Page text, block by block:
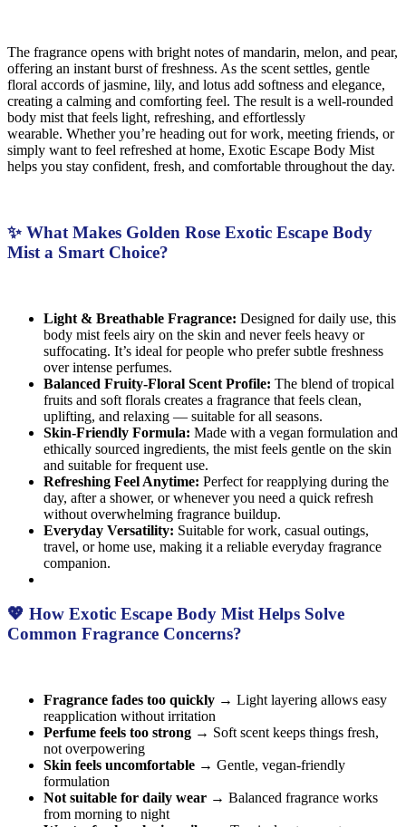
The fragrance opens with bright notes of mandarin, melon, and pear,
offering an instant burst of freshness. As the scent settles, gentle
floral accords of jasmine, lily, and lotus add softness and elegance,
creating a calming and comforting feel. The result is a well-rounded
body mist that feels light, refreshing, and effortlessly
wearable. Whether you’re heading out for work, meeting friends, or
simply want to feel refreshed at home, Exotic Escape Body Mist
helps you stay confident, fresh, and comfortable throughout the day.
✨ What Makes Golden Rose Exotic Escape Body
Mist a Smart Choice?
Light & Breathable Fragrance: Designed for daily use, this
body mist feels airy on the skin and never feels heavy or
suffocating. It’s ideal for people who prefer subtle freshness
over intense perfumes.
Balanced Fruity-Floral Scent Profile: The blend of tropical
fruits and soft florals creates a fragrance that feels clean,
uplifting, and relaxing — suitable for all seasons.
Skin-Friendly Formula: Made with a vegan formulation and
ethically sourced ingredients, the mist feels gentle on the skin
and suitable for frequent use.
Refreshing Feel Anytime: Perfect for reapplying during the
day, after a shower, or whenever you need a quick refresh
without overwhelming fragrance buildup.
Everyday Versatility: Suitable for work, casual outings,
travel, or home use, making it a reliable everyday fragrance
companion.
💖 How Exotic Escape Body Mist Helps Solve
Common Fragrance Concerns?
Fragrance fades too quickly → Light layering allows easy
reapplication without irritation
Perfume feels too strong → Soft scent keeps things fresh,
not overpowering
Skin feels uncomfortable → Gentle, vegan-friendly
formulation
Not suitable for daily wear → Balanced fragrance works
from morning to night